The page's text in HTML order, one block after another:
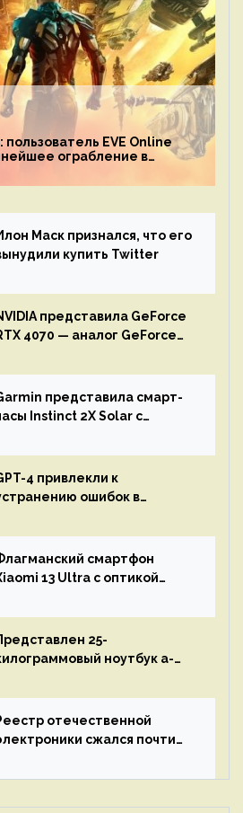
пользователь EVE Online
ограбление в
Маск признался, что его
купить Twitter
представила GeForce
4070 — аналог GeForce
представила смарт-
Instinct 2X Solar с
4 привлекли к
ошибок в
до полного
кода и
что пошло не так
смартфон
13 Ultra с оптикой
18 апреля
25-
ноутбук a-
3 Тбайт DDR5 и шесть
отечественной
сжался почти